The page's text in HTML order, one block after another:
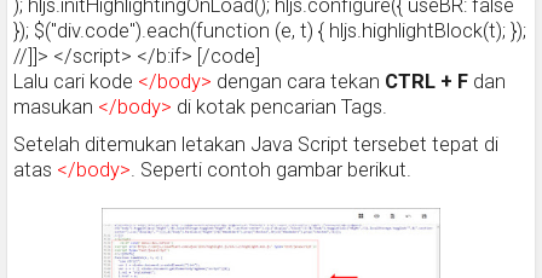
); hljs.initHighlightingOnLoad(); hljs.configure({ useBR: false
}); $("div.code").each(function (e, t) { hljs.highlightBlock(t); });
//]]> </script> </b:if> [/code]
Lalu cari kode </body> dengan cara tekan CTRL + F dan
masukan </body> di kotak pencarian Tags.
Setelah ditemukan letakan Java Script tersebet tepat di
atas </body>. Seperti contoh gambar berikut.